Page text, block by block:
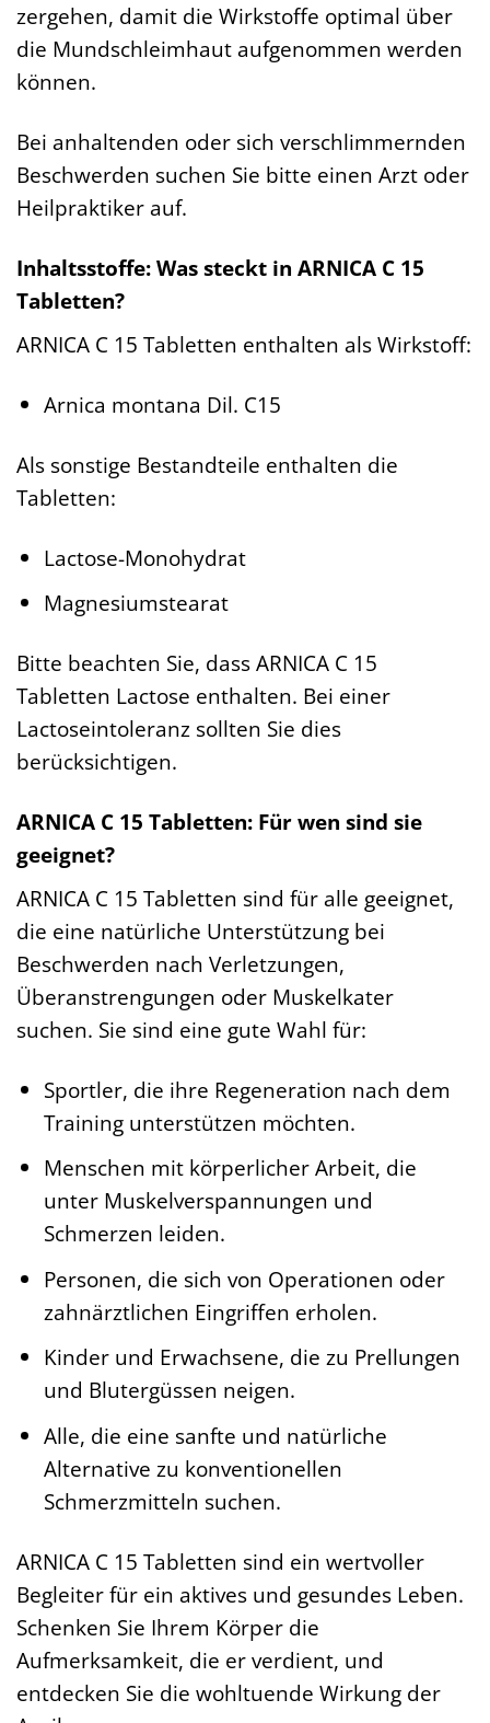
zergehen, damit die Wirkstoffe optimal über
die Mundschleimhaut aufgenommen werden
können.
Bei anhaltenden oder sich verschlimmernden
Beschwerden suchen Sie bitte einen Arzt oder
Heilpraktiker auf.
Inhaltsstoffe: Was steckt in ARNICA C 15
Tabletten?
ARNICA C 15 Tabletten enthalten als Wirkstoff:
Arnica montana Dil. C15
Als sonstige Bestandteile enthalten die
Tabletten:
Lactose-Monohydrat
Magnesiumstearat
Bitte beachten Sie, dass ARNICA C 15
Tabletten Lactose enthalten. Bei einer
Lactoseintoleranz sollten Sie dies
berücksichtigen.
ARNICA C 15 Tabletten: Für wen sind sie
geeignet?
ARNICA C 15 Tabletten sind für alle geeignet,
die eine natürliche Unterstützung bei
Beschwerden nach Verletzungen,
Überanstrengungen oder Muskelkater
suchen. Sie sind eine gute Wahl für:
Sportler, die ihre Regeneration nach dem
Training unterstützen möchten.
Menschen mit körperlicher Arbeit, die
unter Muskelverspannungen und
Schmerzen leiden.
Personen, die sich von Operationen oder
zahnärztlichen Eingriffen erholen.
Kinder und Erwachsene, die zu Prellungen
und Blutergüssen neigen.
Alle, die eine sanfte und natürliche
Alternative zu konventionellen
Schmerzmitteln suchen.
ARNICA C 15 Tabletten sind ein wertvoller
Begleiter für ein aktives und gesundes Leben.
Schenken Sie Ihrem Körper die
Aufmerksamkeit, die er verdient, und
entdecken Sie die wohltuende Wirkung der